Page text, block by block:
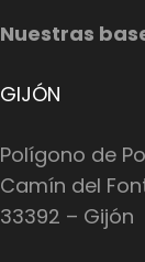
Nuestras
GIJÓN
Polígono de
Camín del
33392 – Gijón